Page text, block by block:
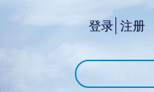
登录 注册